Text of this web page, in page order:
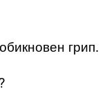
грип.